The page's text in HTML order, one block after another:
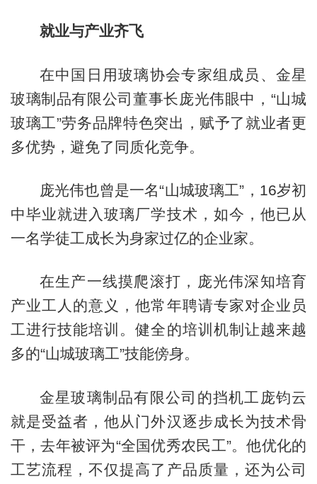
就业与产业齐飞
在中国日用玻璃协会专家组成员、金星
玻璃制品有限公司董事长庞光伟眼中，“山城
玻璃工”劳务品牌特色突出，赋予了就业者更
多优势，避免了同质化竞争。
庞光伟也曾是一名“山城玻璃工”，16岁初
中毕业就进入玻璃厂学技术，如今，他已从
一名学徒工成长为身家过亿的企业家。
在生产一线摸爬滚打，庞光伟深知培育
产业工人的意义，他常年聘请专家对企业员
工进行技能培训。健全的培训机制让越来越
多的“山城玻璃工”技能傍身。
金星玻璃制品有限公司的挡机工庞钧云
就是受益者，他从门外汉逐步成长为技术骨
干，去年被评为“全国优秀农民工”。他优化的
工艺流程，不仅提高了产品质量，还为公司